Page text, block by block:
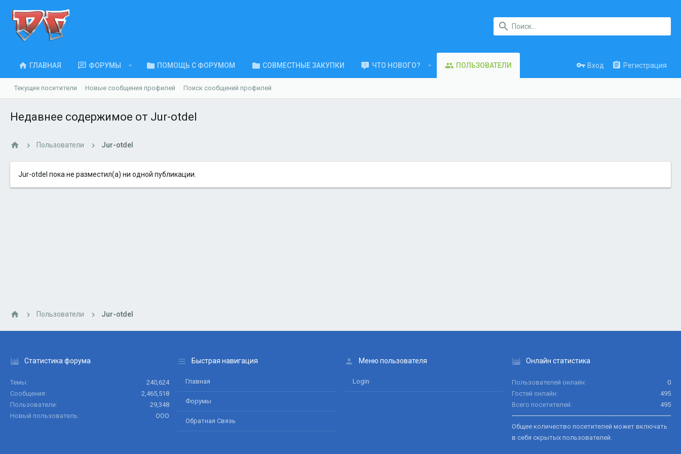
ГЛАВНАЯ ФОРУМЫ ПОМОЩЬ С ФОРУМОМ СОВМЕСТНЫЕ ЗАКУПКИ ЧТО НОВОГО? ПОЛЬЗОВАТЕЛИ Вход Регистрация
Текущие посетители Новые сообщения профилей Поиск сообщений профилей
Недавнее содержимое от Jur-otdel
Пользователи Jur-otdel
Jur-otdel пока не разместил(а) ни одной публикации.
Пользователи Jur-otdel
Статистика форума
Темы
240,624
Сообщения
2,465,518
Пользователи
29,348
Новый пользователь
ООО
Быстрая навигация
Главная
Форумы
Обратная Связь
Меню пользователя
Login
Онлайн статистика
Пользователей онлайн
0
Гостей онлайн
495
Всего посетителей
495
Общее количество посетителей может включать
в себя скрытых пользователей.